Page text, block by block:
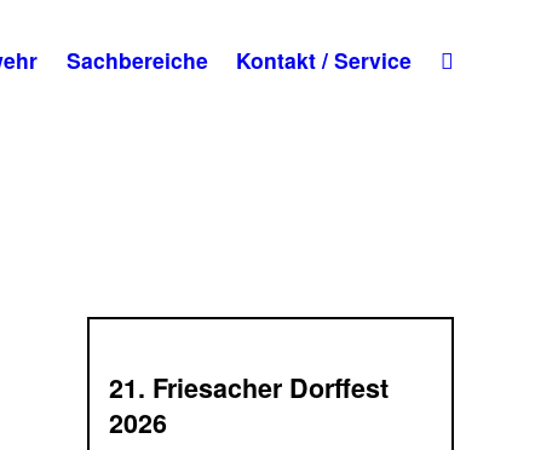
Sachbereiche Kontakt / Service
21. Friesacher Dorffest
2026